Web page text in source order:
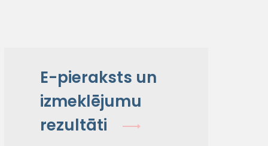
E-pieraksts un
izmeklējumu
rezultāti